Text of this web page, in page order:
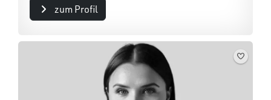
zum Profil